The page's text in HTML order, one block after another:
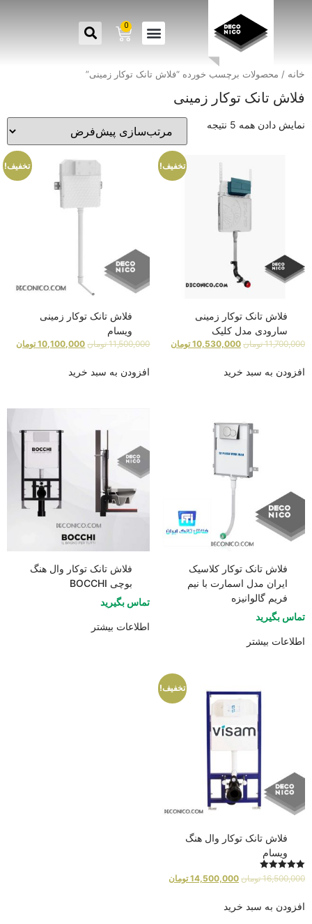
0
خانه / محصولات برچسب خورده “فلاش تانک توکار زمینی”
فلاش تانک توکار زمینی
نمایش دادن همه 5 نتیجه
تخفیف!
فلاش تانک توکار زمینی
سارودی مدل کلیک
11,700,000 تومان 10,530,000 تومان
افزودن به سبد خرید
تخفیف!
فلاش تانک توکار زمینی
ویسام
11,500,000 تومان 10,100,000 تومان
افزودن به سبد خرید
فلاش تانک توکار کلاسیک
ایران مدل اسمارت با نیم
فریم گالوانیزه
تماس بگیرید
اطلاعات بیشتر
فلاش تانک توکار وال هنگ
بوچی BOCCHI
تماس بگیرید
اطلاعات بیشتر
تخفیف!
فلاش تانک توکار وال هنگ
ویسام
امتیاز
16,500,000 تومان 14,500,000 تومان
افزودن به سبد خرید